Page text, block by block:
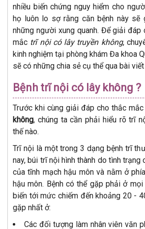
nhiều biến chứng nguy hiểm cho
họ luôn lo sợ rằng căn bệnh này sẽ
những người xung quanh. Để giải đáp
mắc trĩ nội có lây truyền không,
kinh nghiệm tại phòng khám Đa khoa
sẽ có những chia sẻ cụ thể qua bài
Bệnh trĩ nội có lây không ?
Trước khi cùng giải đáp cho thắc mắc
không, chúng ta cần phải hiểu rõ trĩ
thế nào.
Trĩ nội là một trong 3 dạng bệnh trĩ
nay, búi trĩ nội hình thành do tình trạng
của tĩnh mạch hậu môn và nằm ở
hậu môn. Bệnh có thể gặp phải ở
biến tới mức chiếm đến khoảng 20 -
gặp nhất ở:
Các đối tượng làm nhân viên văn